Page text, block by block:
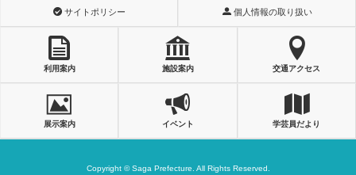
サイトポリシー 個人情報の取り扱い
利用案内 施設案内 交通アクセス
展示案内 イベント 学芸員だより
Copyright © Saga Prefecture. All Rights Reserved.